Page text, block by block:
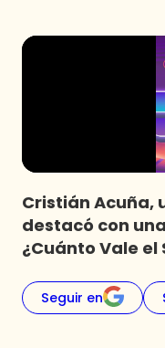
Cristián Acuña,
destacó con
¿Cuánto Vale el
Seguir en